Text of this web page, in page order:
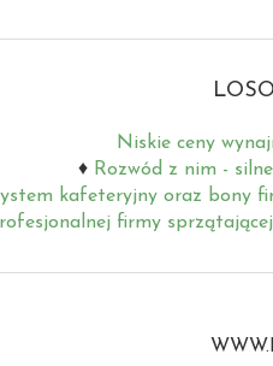
Niskie ceny
Rozwód z nim -
kafeteryjny oraz bony
firmy sprzątającej